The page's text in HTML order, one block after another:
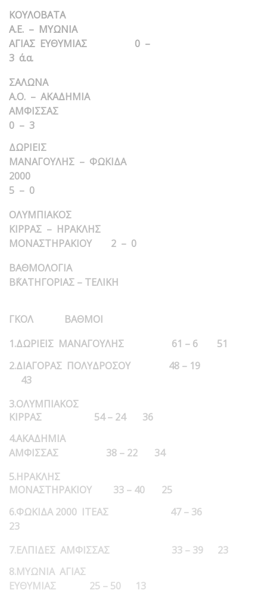
ΚΟΥΛΟΒΑΤΑ
Α.Ε. – ΜΥΩΝΙΑ
ΑΓΙΑΣ ΕΥΘΥΜΙΑΣ 0 –
3 ά.α.
ΣΑΛΩΝΑ
Α.Ο. – ΑΚΑΔΗΜΙΑ
ΑΜΦΙΣΣΑΣ
0 – 3
ΔΩΡΙΕΙΣ
ΜΑΝΑΓΟΥΛΗΣ – ΦΩΚΙΔΑ
2000
5 – 0
ΟΛΥΜΠΙΑΚΟΣ
ΚΙΡΡΑΣ – ΗΡΑΚΛΗΣ
ΜΟΝΑΣΤΗΡΑΚΙΟΥ 2 – 0
ΒΑΘΜΟΛΟΓΙΑ
Β΄ΚΑΤΗΓΟΡΙΑΣ – ΤΕΛΙΚΗ
ΓΚΟΛ ΒΑΘΜΟΙ
1.ΔΩΡΙΕΙΣ ΜΑΝΑΓΟΥΛΗΣ 61 – 6 51
2.ΔΙΑΓΟΡΑΣ ΠΟΛΥΔΡΟΣΟΥ 48 – 19
43
3.ΟΛΥΜΠΙΑΚΟΣ
ΚΙΡΡΑΣ 54 – 24 36
4.ΑΚΑΔΗΜΙΑ
ΑΜΦΙΣΣΑΣ 38 – 22 34
5.ΗΡΑΚΛΗΣ
ΜΟΝΑΣΤΗΡΑΚΙΟΥ 33 – 40 25
6.ΦΩΚΙΔΑ 2000 ΙΤΕΑΣ 47 – 36
23
7.ΕΛΠΙΔΕΣ ΑΜΦΙΣΣΑΣ 33 – 39 23
8.ΜΥΩΝΙΑ ΑΓΙΑΣ
ΕΥΘΥΜΙΑΣ 25 – 50 13